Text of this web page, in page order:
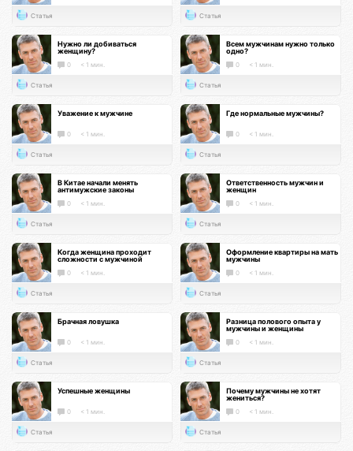
Статья Статья
Нужно ли добиваться
женщину?
0 < 1 мин.
Статья
Всем мужчинам нужно только
одно?
0 < 1 мин.
Статья
Уважение к мужчине
0 < 1 мин.
Статья
Где нормальные мужчины?
0 < 1 мин.
Статья
В Китае начали менять
антимужские законы
0 < 1 мин.
Статья
Ответственность мужчин и
женщин
0 < 1 мин.
Статья
Когда женщина проходит
сложности с мужчиной
0 < 1 мин.
Статья
Оформление квартиры на мать
мужчины
0 < 1 мин.
Статья
Брачная ловушка
0 < 1 мин.
Статья
Разница полового опыта у
мужчины и женщины
0 < 1 мин.
Статья
Успешные женщины
0 < 1 мин.
Статья
Почему мужчины не хотят
жениться?
0 < 1 мин.
Статья